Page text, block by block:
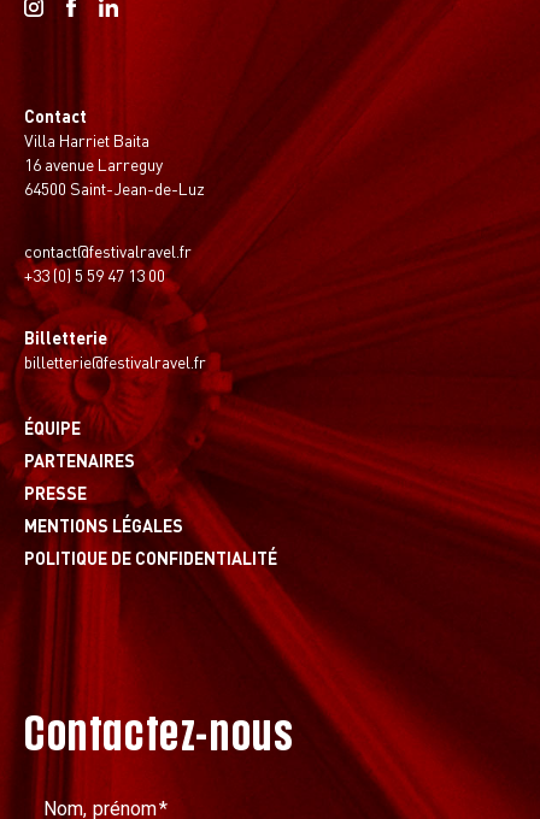
Contact
Villa Harriet Baita
16 avenue Larreguy
64500 Saint-Jean-de-Luz
contact@festivalravel.fr
+33 (0) 5 59 47 13 00
Billetterie
billetterie@festivalravel.fr
ÉQUIPE
PARTENAIRES
PRESSE
MENTIONS LÉGALES
POLITIQUE DE CONFIDENTIALITÉ
Contactez-nous
Nom, prénom